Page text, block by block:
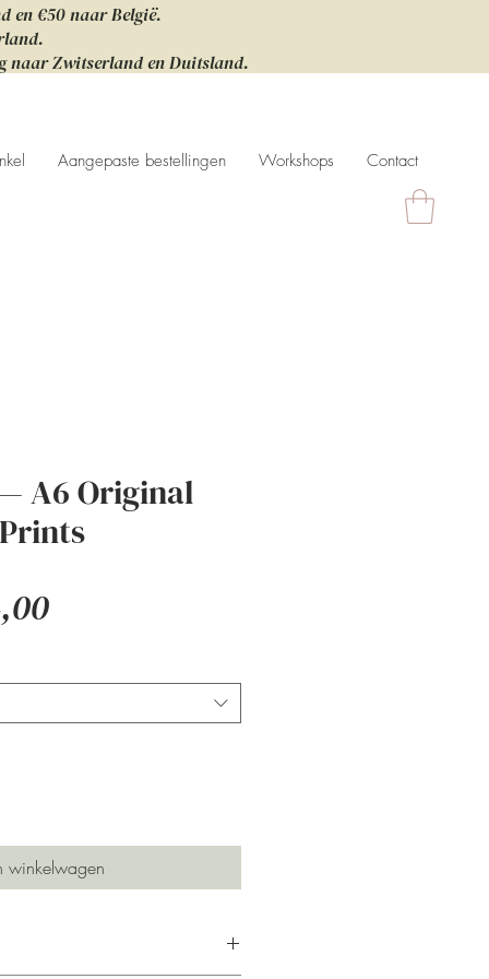
en €50 naar België.
naar Zwitserland en Duitsland.
Aangepaste bestellingen Workshops Contact
A6 Original
Verkoopprijs
winkelwagen